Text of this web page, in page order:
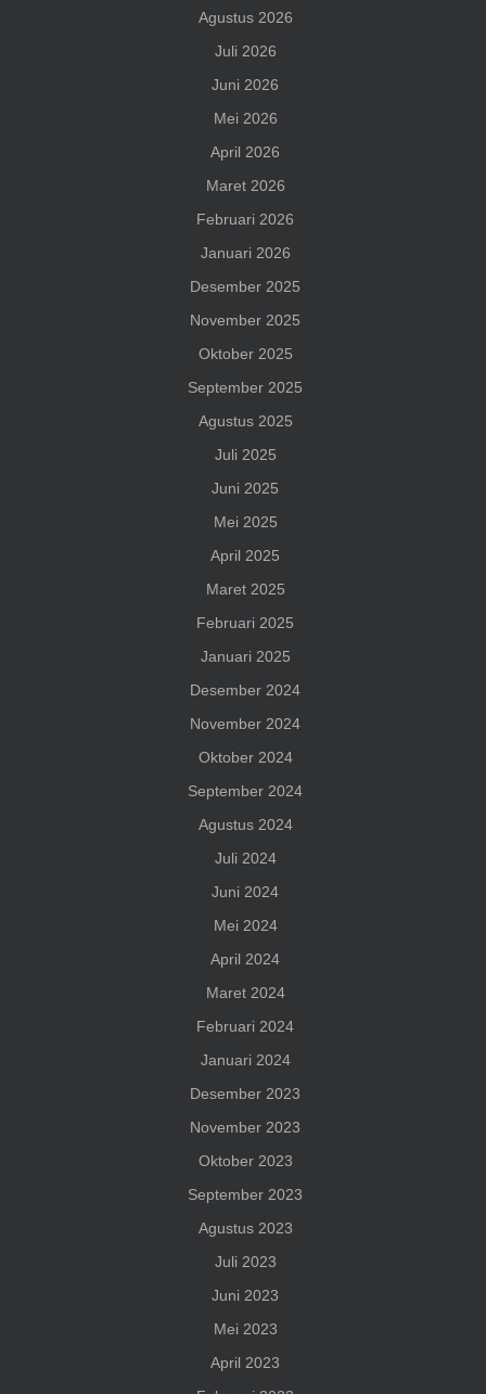
Agustus 2026
Juli 2026
Juni 2026
Mei 2026
April 2026
Maret 2026
Februari 2026
Januari 2026
Desember 2025
November 2025
Oktober 2025
September 2025
Agustus 2025
Juli 2025
Juni 2025
Mei 2025
April 2025
Maret 2025
Februari 2025
Januari 2025
Desember 2024
November 2024
Oktober 2024
September 2024
Agustus 2024
Juli 2024
Juni 2024
Mei 2024
April 2024
Maret 2024
Februari 2024
Januari 2024
Desember 2023
November 2023
Oktober 2023
September 2023
Agustus 2023
Juli 2023
Juni 2023
Mei 2023
April 2023